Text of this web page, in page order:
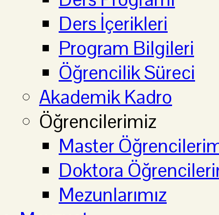
Ders İçerikleri
Program Bilgileri
Öğrencilik Süreci
Akademik Kadro
Öğrencilerimiz
Master
Doktora
Mezunlarımız